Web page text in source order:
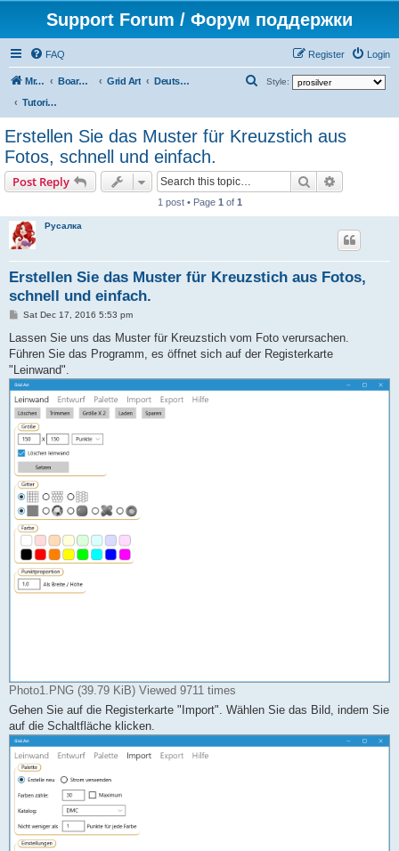
Support Forum / Форум поддержки
FAQ Login
Register
Mr. Kibernetik software Board index Grid Art
Deutsche
Tutorials
Style:
r
Erstellen Sie das Muster für Kreuzstich aus
Fotos, schnell und einfach.
Post Reply Search
1 post • Page 1 of 1
Русалка
Erstellen Sie das Muster für Kreuzstich aus Fotos,
schnell und einfach.
P
s
Sat Dec 17, 2016 5:53 pm
Lassen Sie uns das Muster für Kreuzstich vom Foto verursachen.
Führen Sie das Programm, es öffnet sich auf der Registerkarte
"Leinwand".
Photo1.PNG (39.79 KiB) Viewed 9711 times
Gehen Sie auf die Registerkarte "Import". Wählen Sie das Bild, indem Sie
auf die Schaltfläche klicken.